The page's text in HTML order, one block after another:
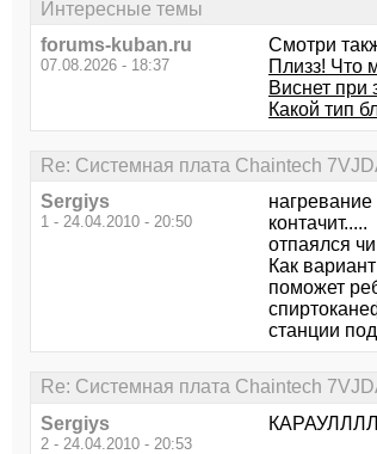
Интересные темы
forums-kuban.ru
07.08.2026 - 18:37
Смотри
Плизз! Что
Виснет при
Какой тип
Re: Системная плата Chaintech
Sergiys
1 - 24.04.2010 - 20:50
контачит.....
отпаялся
Как
поможет
станции
Re: Системная плата Chaintech
Sergiys
2 - 24.04.2010 - 20:53